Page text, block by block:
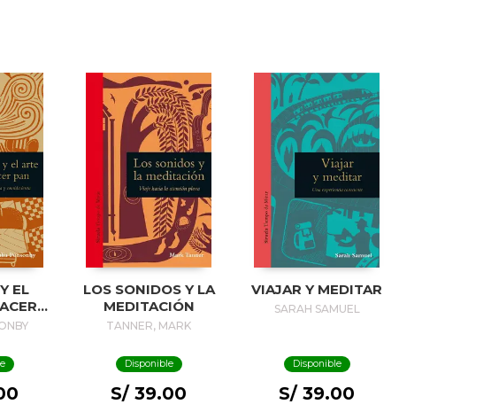
EL
LOS SONIDOS Y LA
MEDITACIÓN
TANNER, MARK
Disponible
S/ 39.00
VIAJAR Y MEDITAR
SARAH SAMUEL
Disponible
S/ 39.00